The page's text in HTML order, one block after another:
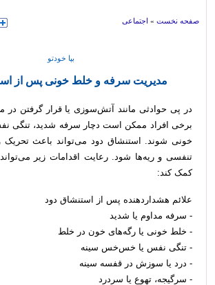
صفحه نخست » اجتماعی
بپا خودتو
مدیریت سرفه و خلط خونی پس از
در پی حوادثی مانند آتش‌سوزی یا قرار گرفتن در
برخی افراد ممکن است دچار سرفه شدید، تنگی
خونی شوند. استنشاق دود می‌تواند باعث تحریک
تنفسی و ریه‌ها شود. رعایت اقدامات زیر
کمک کند:
علائم هشداردهنده پس از استنشاق دود
- سرفه مداوم یا شدید
- خلط خونی یا رگه‌های خون در خلط
- تنگی نفس یا خس‌خس سینه
- درد یا سوزش در قفسه سینه
- سرگیجه، تهوع یا سردرد